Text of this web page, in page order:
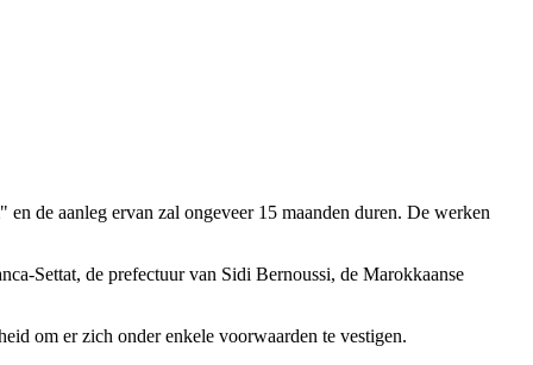
de aanleg ervan zal ongeveer 15 maanden duren. De werken
Settat, de prefectuur van Sidi Bernoussi, de Marokkaanse
om er zich onder enkele voorwaarden te vestigen.